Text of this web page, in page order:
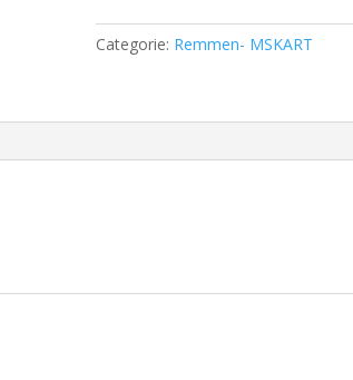
holder
D
Categorie: Remmen- MSKART